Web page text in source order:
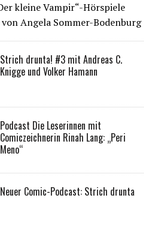
kleine Vampir“-Hörspiele
Angela Sommer-Bodenburg
Strich drunta! #3 mit Andreas C.
Knigge und Volker Hamann
Podcast Die Leserinnen mit
Comiczeichnerin Rinah Lang: „Peri
Meno“
Neuer Comic-Podcast: Strich drunta